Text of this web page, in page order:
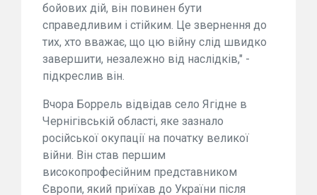
бойових дій, він повинен бути
справедливим і стійким. Це звернення до
тих, хто вважає, що цю війну слід швидко
завершити, незалежно від наслідків," -
підкреслив він.
Вчора Боррель відвідав село Ягідне в
Чернігівській області, яке зазнало
російської окупації на початку великої
війни. Він став першим
високопрофесійним представником
Європи, який приїхав до України після